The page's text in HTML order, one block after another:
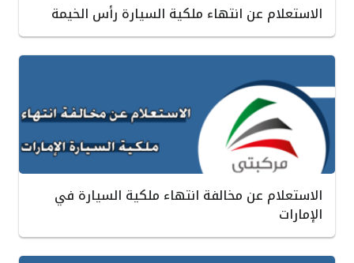
الاستعلام عن انتهاء ملكية السيارة رأس الخيمة
الاستعلام عن مخالفة انتهاء ملكية السيارة في
الإمارات